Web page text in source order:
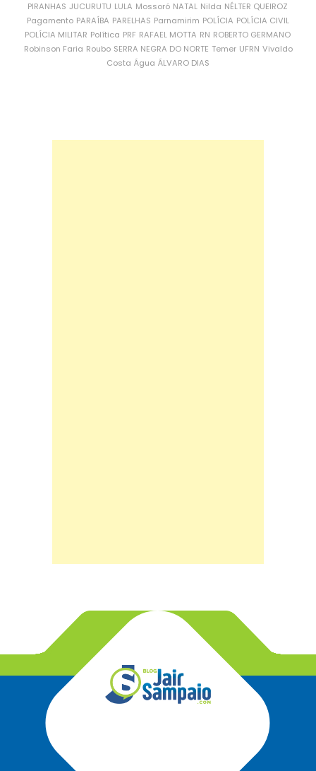
PIRANHAS JUCURUTU LULA Mossoró NATAL Nilda NÉLTER QUEIROZ
Pagamento PARAÍBA PARELHAS Parnamirim POLÍCIA POLÍCIA CIVIL
POLÍCIA MILITAR Política PRF RAFAEL MOTTA RN ROBERTO GERMANO
Robinson Faria Roubo SERRA NEGRA DO NORTE Temer UFRN Vivaldo
Costa Água ÁLVARO DIAS